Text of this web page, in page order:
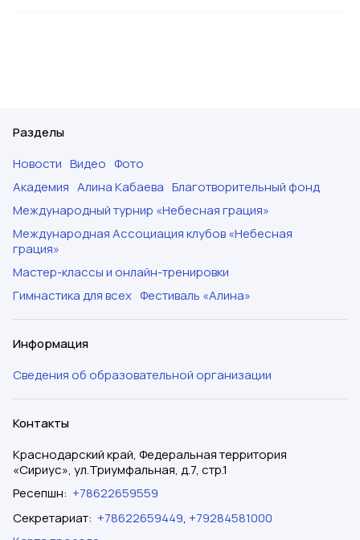
Разделы
Новости Видео Фото
Академия Алина Кабаева Благотворительный фонд
Международный турнир «Небесная грация»
Международная Ассоциация клубов «Небесная
грация»
Мастер-классы и онлайн-тренировки
Гимнастика для всех Фестиваль «Алина»
Информация
Сведения об образовательной организации
Контакты
Краснодарский край, Федеральная территория
«Сириус», ул.Триумфальная, д.7, стр.1
Ресепшн: +78622659559
Секретариат: +78622659449, +79284581000